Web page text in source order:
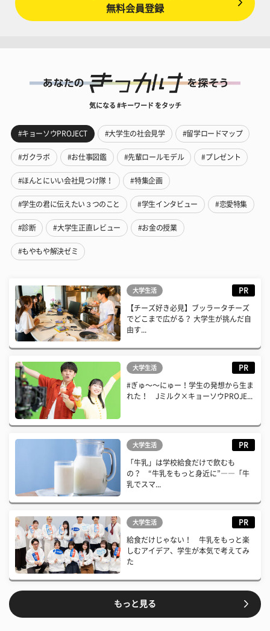
無料会員登録
気になる #キーワード をタッチ
#キョーソウPROJECT #大学生の社会見学 #留学ロードマップ
#ガクラボ #お仕事図鑑 #先輩ロールモデル #プレゼント
#ほんとにいい会社見つけ隊！ #特集企画
#学生の君に伝えたい３つのこと #学生インタビュー #恋愛特集
#診断 #大学生正直レビュー #お金の授業
#もやもや解決ゼミ
大学生活 PR
【チーズ好き必見】ブッラータチーズ
でどこまで広がる？ 大学生が挑んだ自
由す...
大学生活 PR
#ぎゅ〜〜にゅー！学生の発想から生ま
れた！ Jミルク×キョーソウPROJE...
大学生活 PR
「牛乳」は学校給食だけで飲むも
の？ “牛乳をもっと身近に”――「牛
乳でスマ...
大学生活 PR
給食だけじゃない！ 牛乳をもっと楽
しむアイデア、学生が本気で考えてみ
た
もっと見る